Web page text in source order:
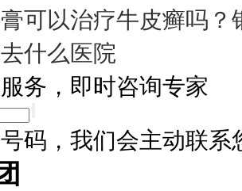
可以治疗牛皮癣吗？
什么医院
务，即时咨询专家
码，我们会主动联系